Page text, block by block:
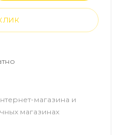
магазина и
магазинах